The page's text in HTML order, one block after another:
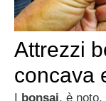
Attrezzi
concava
I bonsai, è noto,